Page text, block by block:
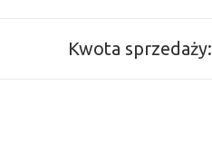
Kwota sprzedaży: